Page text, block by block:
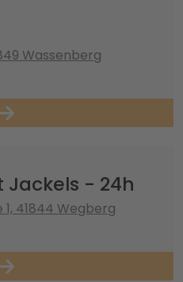
Wassenberg
Jackels - 24h
41844 Wegberg